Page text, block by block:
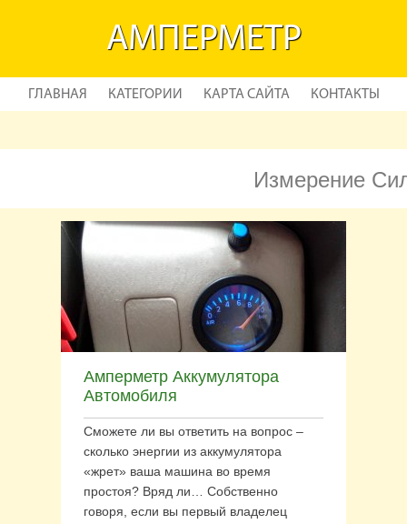
АМПЕРМЕТР
ГЛАВНАЯ КАТЕГОРИИ КАРТА САЙТА КОНТАКТЫ
Измерение
Амперметр Аккумулятора
Автомобиля
Сможете ли вы ответить на вопрос –
сколько энергии из аккумулятора
«жрет» ваша машина во время
простоя? Вряд ли… Собственно
говоря, если вы первый владелец